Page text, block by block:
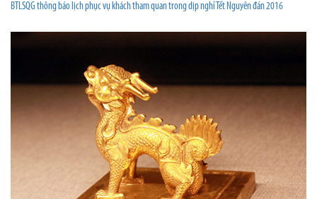
BTLSQG thông báo lịch phục vụ khách tham quan trong dịp nghỉ Tết Nguyên đán 2016